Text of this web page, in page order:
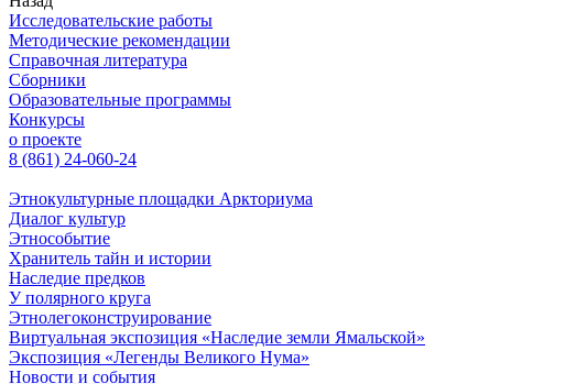
Исследовательские работы
Методические рекомендации
Справочная литература
Сборники
Образовательные программы
Конкурсы
о проекте
8 (861) 24-060-24
Этнокультурные площадки Аркториума
Диалог культур
Этнособытие
Хранитель тайн и истории
Наследие предков
У полярного круга
Этнолегоконструирование
Виртуальная экспозиция «Наследие земли Ямальской»
Экспозиция «Легенды Великого Нума»
Новости и события